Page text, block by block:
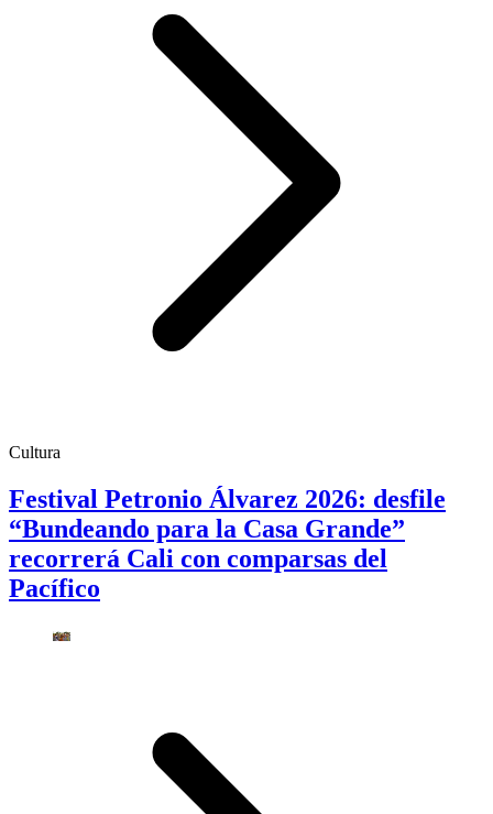
Cultura
Festival Petronio Álvarez 2026: desfile
“Bundeando para la Casa Grande”
recorrerá Cali con comparsas del
Pacífico